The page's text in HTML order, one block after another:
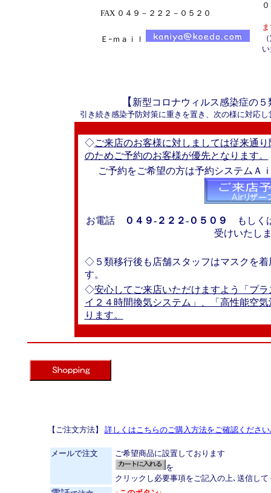
FAX ０４９－２２２－０５２０
Ｅｰｍａｉｌ
０
【 新型コロナウィルス感染症の
引き続き感染予防対策に重きを置き、次の様に対応
◇ご来店のお客様に対しましては従来通
のためご予約のお客様が優先となります。
ご予約をご希望の方は予約システムＡ
お電話 ０４９-２２２-０５０９
もしく
受けいたし
◇５類移行後も店舗スタッフはマスクを
す。
◇安心してご来店いただけますよう「プ
イ２４時間換気システム」、「高性能空
ります。
【ご注文方法】 詳しくはこちらのご購入方法をご確認ください
メールで注文
ご希望商品に設置しております
を
クリックし必要事項をご記入の上､送信して